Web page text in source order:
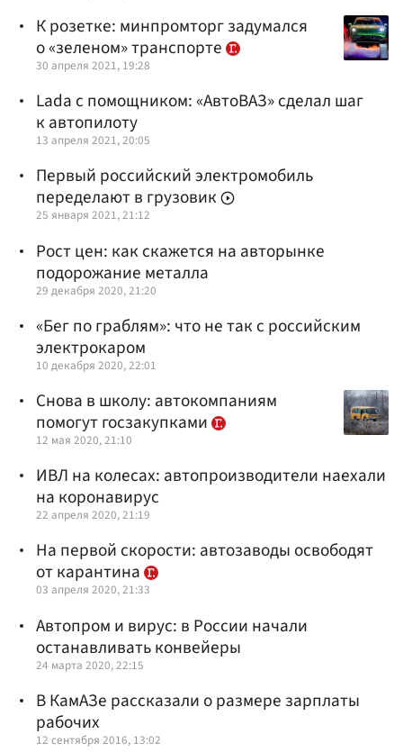
К розетке: минпромторг задумался
о «зеленом» транспорте
30 апреля 2021, 19:28
Lada с помощником: «АвтоВАЗ» сделал шаг
к автопилоту
13 апреля 2021, 20:05
Первый российский электромобиль
переделают в грузовик
25 января 2021, 21:12
Рост цен: как скажется на авторынке
подорожание металла
29 декабря 2020, 21:20
«Бег по граблям»: что не так с российским
электрокаром
10 декабря 2020, 22:01
Снова в школу: автокомпаниям
помогут госзакупками
12 мая 2020, 21:10
ИВЛ на колесах: автопроизводители наехали
на коронавирус
22 апреля 2020, 21:19
На первой скорости: автозаводы освободят
от карантина
03 апреля 2020, 21:33
Автопром и вирус: в России начали
останавливать конвейеры
24 марта 2020, 22:15
В КамАЗе рассказали о размере зарплаты
рабочих
12 сентября 2016, 13:02